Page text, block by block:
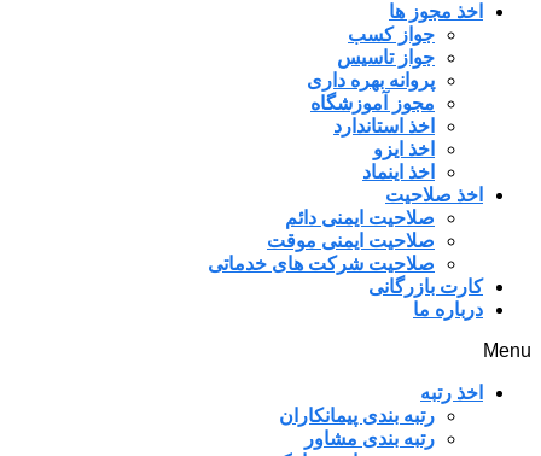
اخذ مجوز ها
جواز کسب
جواز تاسیس
پروانه بهره داری
مجوز آموزشگاه
اخذ استاندارد
اخذ ایزو
اخذ اینماد
اخذ صلاحیت
صلاحیت ایمنی دائم
صلاحیت ایمنی موقت
صلاحیت شرکت های خدماتی
کارت بازرگانی
درباره ما
Menu
اخذ رتبه
رتبه بندی پیمانکاران
رتبه بندی مشاور